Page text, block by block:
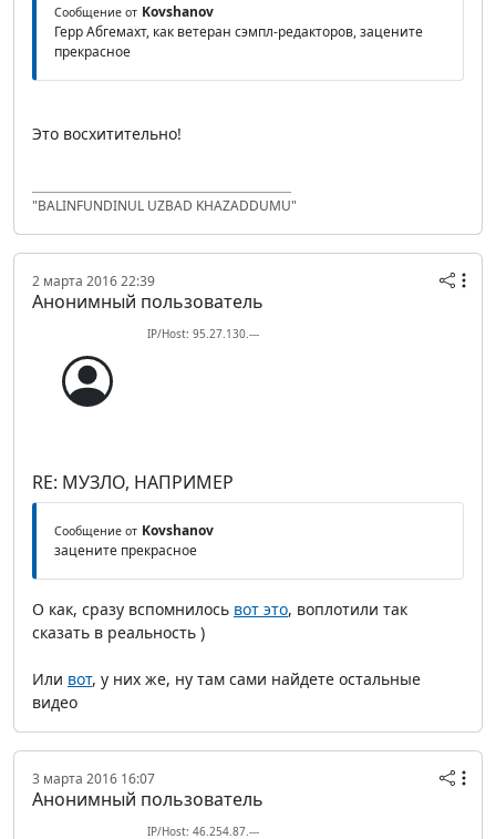
Сообщение от Kovshanov
Герр Абгемахт, как ветеран сэмпл-редакторов, зацените
прекрасное
Это восхитительно!
"BALINFUNDINUL UZBAD KHAZADDUMU"
2 марта 2016 22:39
Анонимный пользователь
IP/Host: 95.27.130.---
RE: МУЗЛО, НАПРИМЕР
Сообщение от Kovshanov
зацените прекрасное
О как, сразу вспомнилось вот это, воплотили так
сказать в реальность )
Или вот, у них же, ну там сами найдете остальные
видео
3 марта 2016 16:07
Анонимный пользователь
IP/Host: 46.254.87.---